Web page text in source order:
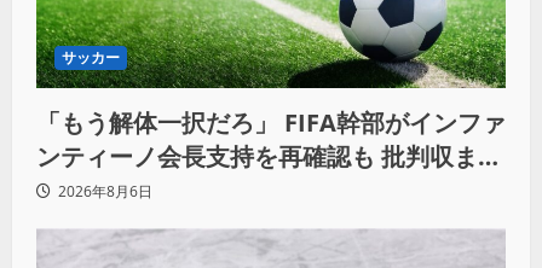
サッカー
「もう解体一択だろ」 FIFA幹部がインファ
ンティーノ会長支持を再確認も 批判収まら
ず2026年8月6日